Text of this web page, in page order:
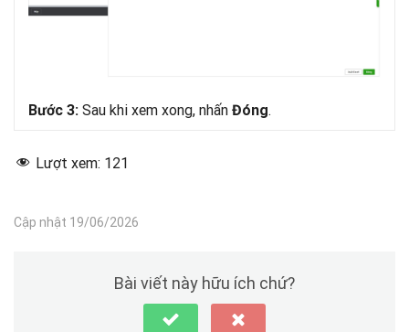
Bước 3: Sau khi xem xong, nhấn Đóng.
Lượt xem: 121
Cập nhật 19/06/2026
Bài viết này hữu ích chứ?